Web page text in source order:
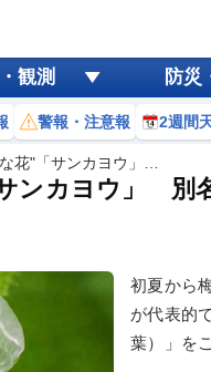
観測 防災
警報・注意報 2週間
花"「サンカヨウ」…
ンカヨウ」 別
初夏から
が代表的
葉）」を